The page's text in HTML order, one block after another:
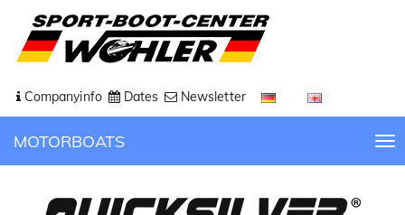
Companyinfo Dates Newsletter
MOTORBOATS
T
o